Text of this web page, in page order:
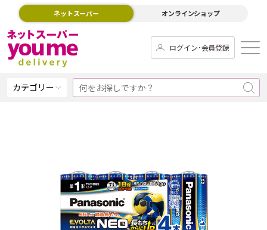
ネットスーパー オンラインショップ
ログイン･会員登録
カテゴリー